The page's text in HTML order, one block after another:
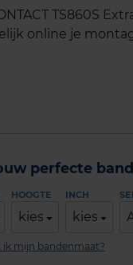
TS860S
online je
perfecte band
HOOGTE
kies
INCH
kies
ik mijn bandenmaat?